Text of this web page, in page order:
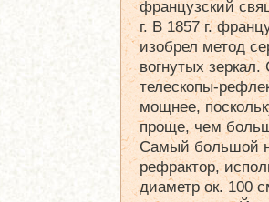
французский
г. В 1857 г.
изобрел метод
вогнутых
телескопы-
мощнее,
проще, чем
Самый большой
рефрактор,
диаметр ок. 100